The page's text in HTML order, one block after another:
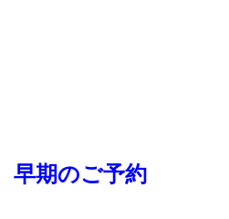
早期のご予約